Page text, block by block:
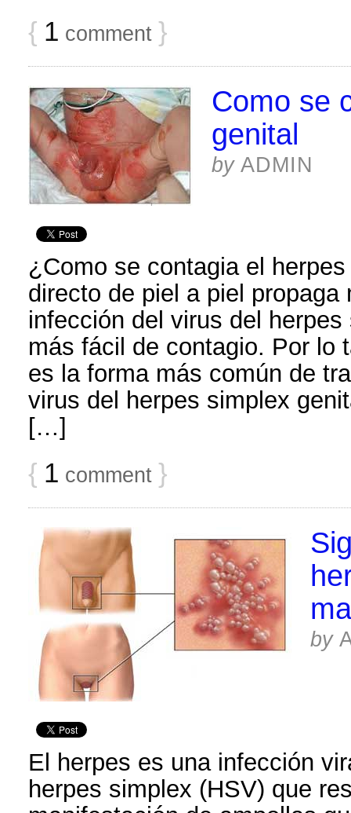
{ 1 comment }
Como se
genital
by ADMIN
¿Como se contagia el
directo de piel a piel propaga
infección del virus del
más fácil de contagio. Por lo
es la forma más común de
virus del herpes simplex
[…]
{ 1 comment }
by
El herpes es una infección
herpes simplex (HSV) que